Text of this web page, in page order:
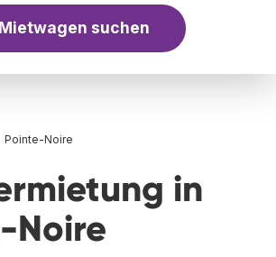
Mietwagen suchen
Pointe-Noire
in
Noire